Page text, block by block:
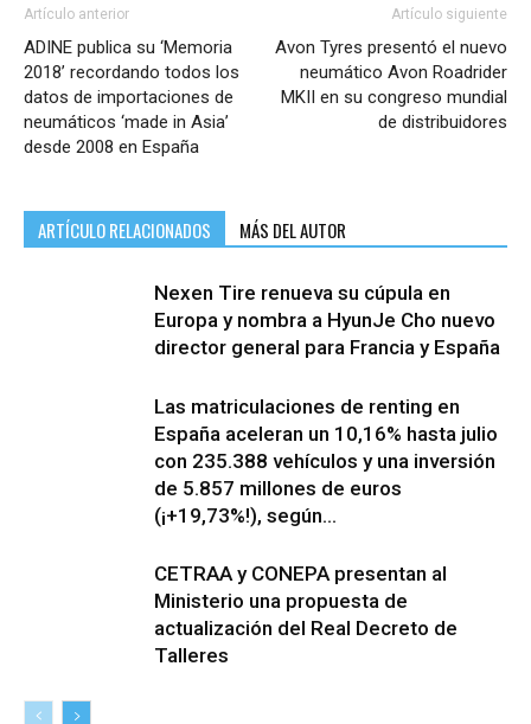
Artículo anterior
ADINE publica su ‘Memoria
2018’ recordando todos los
datos de importaciones de
neumáticos ‘made in Asia’
desde 2008 en España
Artículo siguiente
Avon Tyres presentó el nuevo
neumático Avon Roadrider
MKII en su congreso mundial
de distribuidores
ARTÍCULO RELACIONADOS MÁS DEL AUTOR
Nexen Tire renueva su cúpula en
Europa y nombra a HyunJe Cho nuevo
director general para Francia y España
Las matriculaciones de renting en
España aceleran un 10,16% hasta julio
con 235.388 vehículos y una inversión
de 5.857 millones de euros
(¡+19,73%!), según...
CETRAA y CONEPA presentan al
Ministerio una propuesta de
actualización del Real Decreto de
Talleres